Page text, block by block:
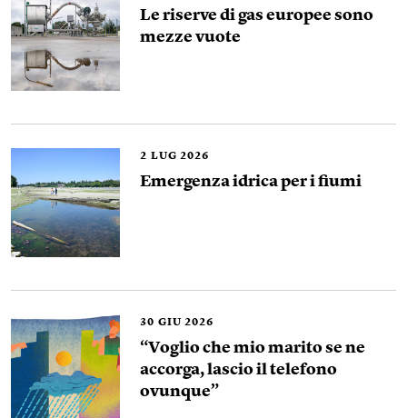
Le riserve di gas europee sono
mezze vuote
2 LUG 2026
Emergenza idrica per i fiumi
30 GIU 2026
“Voglio che mio marito se ne
accorga, lascio il telefono
ovunque”